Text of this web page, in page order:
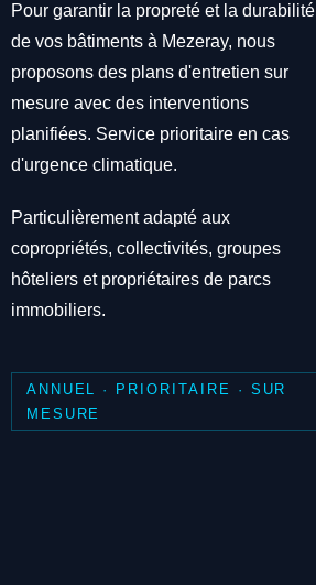
Pour garantir la propreté et la durabilité
de vos bâtiments à Mezeray, nous
proposons des plans d'entretien sur
mesure avec des interventions
planifiées. Service prioritaire en cas
d'urgence climatique.
Particulièrement adapté aux
copropriétés, collectivités, groupes
hôteliers et propriétaires de parcs
immobiliers.
ANNUEL · PRIORITAIRE · SUR
MESURE